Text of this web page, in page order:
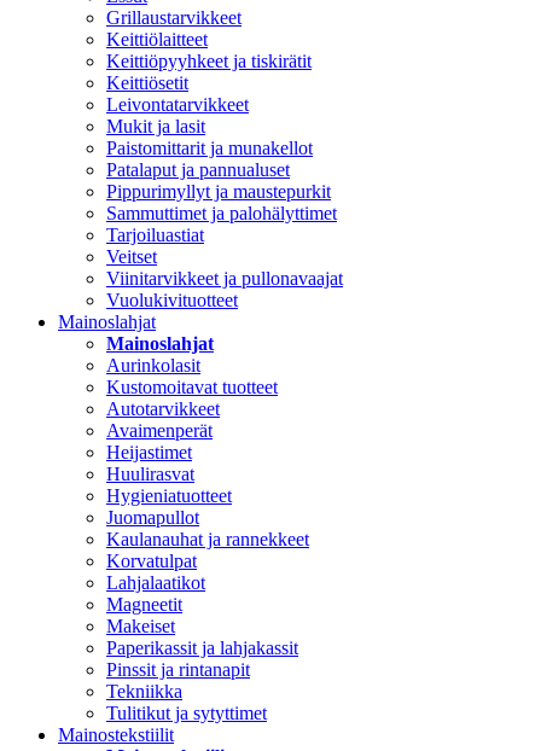
Grillaustarvikkeet
Keittiölaitteet
Keittiöpyyhkeet ja tiskirätit
Keittiösetit
Leivontatarvikkeet
Mukit ja lasit
Paistomittarit ja munakellot
Patalaput ja pannualuset
Pippurimyllyt ja maustepurkit
Sammuttimet ja palohälyttimet
Tarjoiluastiat
Veitset
Viinitarvikkeet ja pullonavaajat
Vuolukivituotteet
Mainoslahjat
Mainoslahjat
Aurinkolasit
Kustomoitavat tuotteet
Autotarvikkeet
Avaimenperät
Heijastimet
Huulirasvat
Hygieniatuotteet
Juomapullot
Kaulanauhat ja rannekkeet
Korvatulpat
Lahjalaatikot
Magneetit
Makeiset
Paperikassit ja lahjakassit
Pinssit ja rintanapit
Tekniikka
Tulitikut ja sytyttimet
Mainostekstiilit